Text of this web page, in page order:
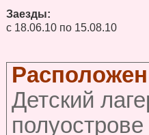
Заезды:
с 18.06.10 по 15.08.10
Детский